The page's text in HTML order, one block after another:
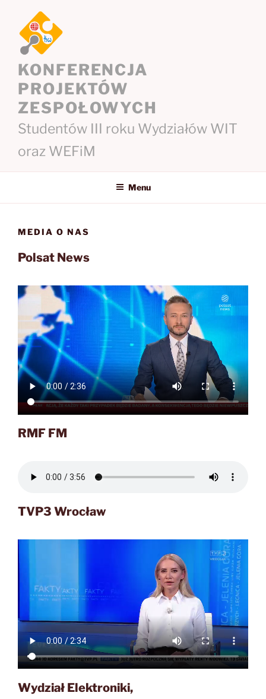
treści
KONFERENCJA
PROJEKTÓW
ZESPOŁOWYCH
Studentów III roku Wydziałów WIT
oraz WEFiM
Menu
MEDIA O NAS
Polsat News
RMF FM
TVP3 Wrocław
Wydział Elektroniki,